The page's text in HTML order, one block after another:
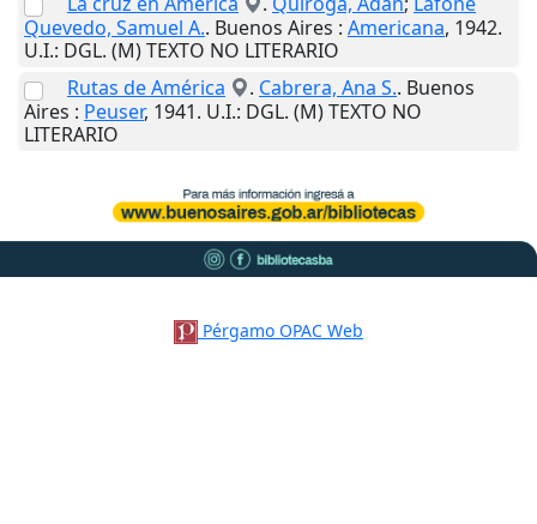
Quevedo, Samuel A.. Buenos Aires : Americana, 1942.
U.I.: DGL. (M) TEXTO NO LITERARIO
Rutas de América
. Cabrera, Ana S.. Buenos
Aires : Peuser, 1941. U.I.: DGL. (M) TEXTO NO
LITERARIO
Pérgamo OPAC Web